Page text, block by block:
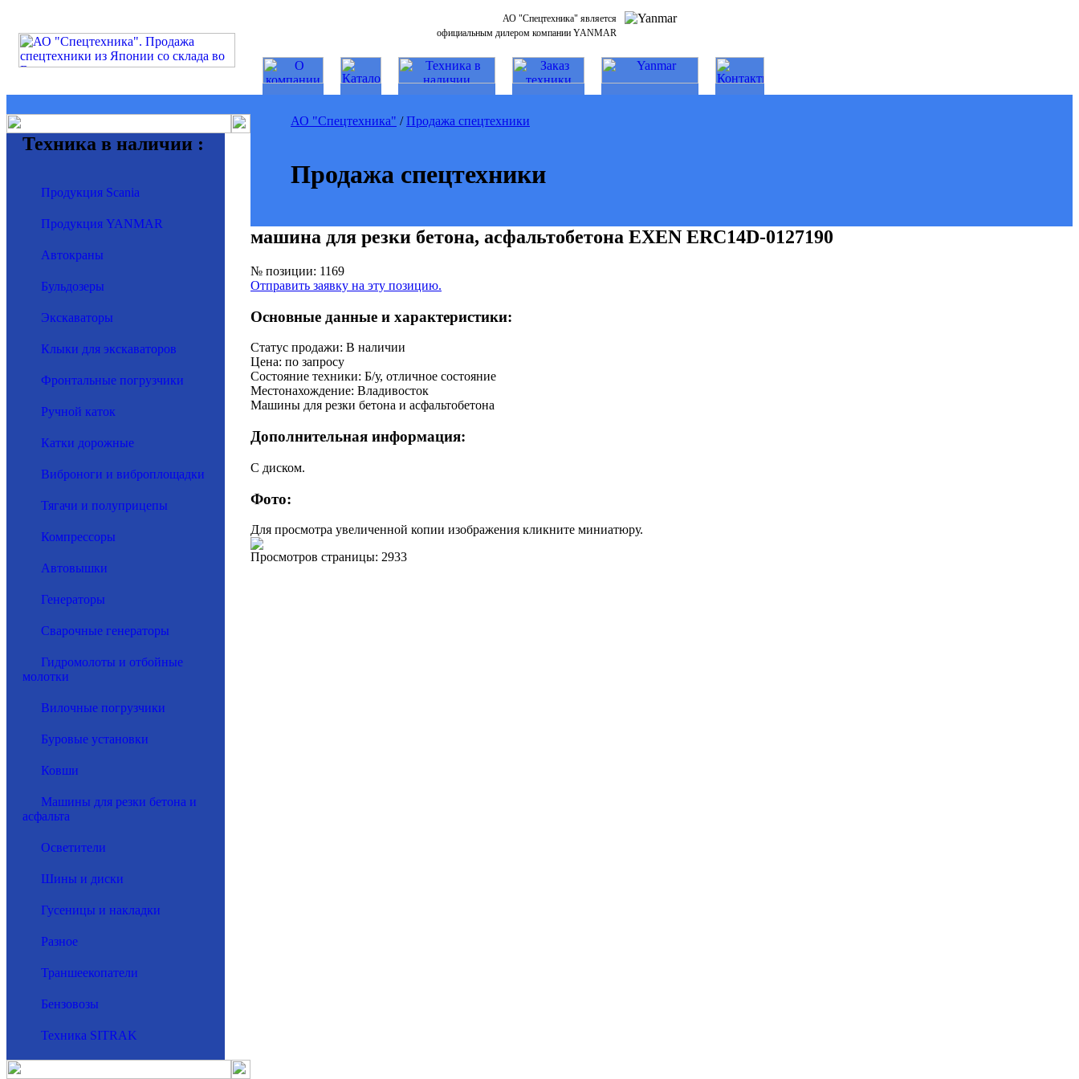
АО "Спецтехника" является
официальным дилером компании YANMAR
Техника в наличии :
Продукция Scania
Продукция YANMAR
Автокраны
Бульдозеры
Экскаваторы
Клыки для экскаваторов
Фронтальные погрузчики
Ручной каток
Катки дорожные
Виброноги и виброплощадки
Тягачи и полуприцепы
Компрессоры
Автовышки
Генераторы
Сварочные генераторы
Гидромолоты и отбойные
молотки
Вилочные погрузчики
Буровые установки
Ковши
Машины для резки бетона и
асфальта
Осветители
Шины и диски
Гусеницы и накладки
Разное
Траншеекопатели
Бензовозы
Техника SITRAK
АО "Спецтехника" /Продажа спецтехники
Продажа спецтехники
машина для резки бетона, асфальтобетона EXEN ERC14D-0127190
№ позиции: 1169
Отправить заявку на эту позицию.
Основные данные и характеристики:
Статус продажи: В наличии
Цена: по запросу
Состояние техники: Б/у, отличное состояние
Местонахождение: Владивосток
Машины для резки бетона и асфальтобетона
Дополнительная информация:
С диском.
Фото:
Для просмотра увеличенной копии изображения кликните миниатюру.
Просмотров страницы: 2933